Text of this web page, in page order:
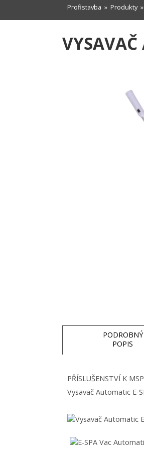
Profistavba » Produkty»
PODROBNÝ
POPIS
PŘÍSLUŠENSTVÍ K
Vysavač Automatic E-